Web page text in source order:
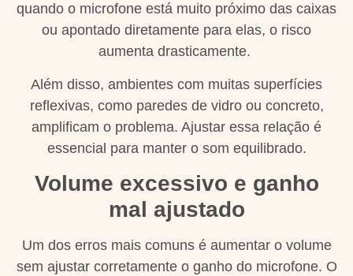
quando o microfone está muito próximo das caixas
ou apontado diretamente para elas, o risco
aumenta drasticamente.
Além disso, ambientes com muitas superfícies
reflexivas, como paredes de vidro ou concreto,
amplificam o problema. Ajustar essa relação é
essencial para manter o som equilibrado.
Volume excessivo e ganho
mal ajustado
Um dos erros mais comuns é aumentar o volume
sem ajustar corretamente o ganho do microfone. O